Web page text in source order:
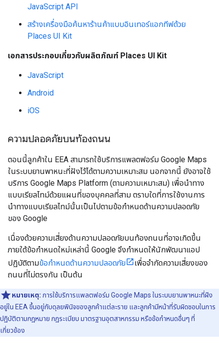
JavaScript API
สร้างเครื่องมือค้นหาร้านค้าแบบอินเทอร์แอกทีฟด้วย
Places UI Kit
เอกสารประกอบเกี่ยวกับผลิตภัณฑ์ Places UI Kit
JavaScript
Android
iOS
ความปลอดภัยบนท้องถนน
ตอนนี้ลูกค้าใน EEA สามารถใช้บริการแพลตฟอร์ม Google Maps
ในระบบยานพาหนะที่ฝังไว้ได้ตามความเหมาะสม นอกจากนี้ ยังอาจใช้
บริการ Google Maps Platform (ตามความเหมาะสม) เพื่อนำทาง
แบบเรียลไทม์ด้วยแผนที่ของบุคคลที่สาม ตราบใดที่การใช้งานการ
นำทางแบบเรียลไทม์นั้นเป็นไปตามข้อกำหนดด้านความปลอดภัย
ของ Google
เนื่องด้วยความเสี่ยงด้านความปลอดภัยบนท้องถนนที่อาจเกิดขึ้น
ภายใต้ข้อกำหนดใหม่เหล่านี้ Google จึงกำหนดให้นักพัฒนาแอป
ปฏิบัติตามข้อกำหนดด้านความปลอดภัย
เพื่อจำกัดความเสี่ยงของ
ถนนที่ไม่ตรงกัน เป็นต้น
หมายเหตุ: การใช้บริการแพลตฟอร์ม Google Maps ในระบบยานพาหนะที่ฝัง
อยู่ใน EEA ขึ้นอยู่กับดุลยพินิจของลูกค้าแต่ละราย และลูกค้ามีหน้าที่รับผิดชอบในการ
ปฏิบัติตามกฎหมาย กฎระเบียบ มาตรฐานอุตสาหกรรม หรือข้อกำหนดอื่นๆ ที่
เกี่ยวข้อง